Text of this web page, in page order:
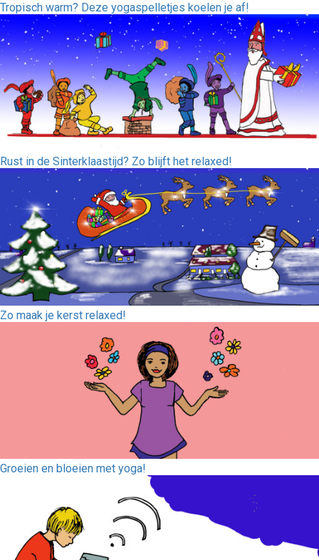
Tropisch warm? Deze yogaspelletjes koelen je af!
Rust in de Sinterklaastijd? Zo blijft het relaxed!
Zo maak je kerst relaxed!
Groeien en bloeien met yoga!